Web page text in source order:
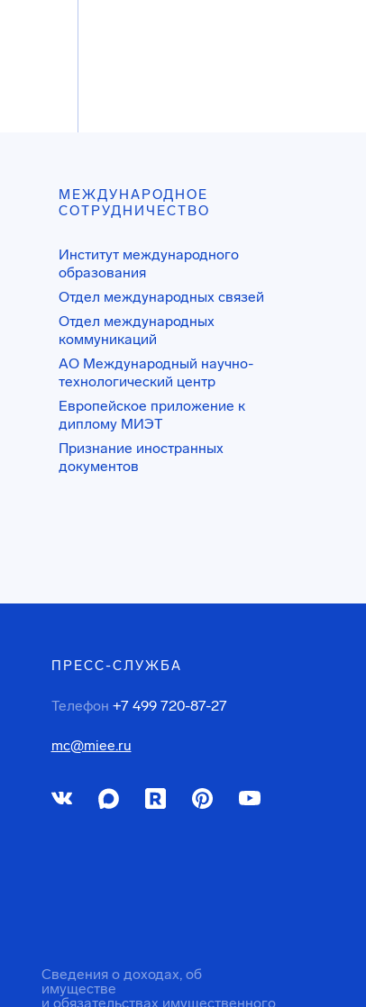
МЕЖДУНАРОДНОЕ
СОТРУДНИЧЕСТВО
Институт международного
образования
Отдел международных связей
Отдел международных
коммуникаций
АО Международный научно-
технологический центр
Европейское приложение к
диплому МИЭТ
Признание иностранных
документов
ПРЕСС-СЛУЖБА
Телефон +7 499 720-87-27
mc@miee.ru
Сведения о доходах, об
имуществе
и обязательствах имущественного